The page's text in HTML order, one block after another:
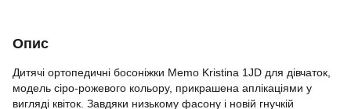
Опис
Дитячі ортопедичні босоніжки Memo Kristina 1JD для дівчаток,
модель сіро-рожевого кольору, прикрашена аплікаціями у
вигляді квіток. Завдяки низькому фасону і новій гнучкій